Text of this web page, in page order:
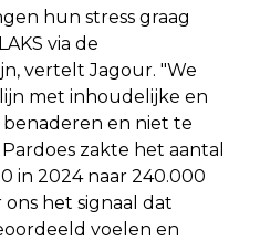
hun stress graag
via de
vertelt Jagour. "We
met inhoudelijke en
en niet te
zakte het aantal
in 2024 naar 240.000
ons het signaal dat
voelen en